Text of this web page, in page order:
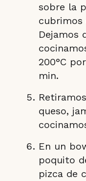
sobre la
cubrimos
Dejamos
200°C
min.
queso,
En un
poquito
pizca de